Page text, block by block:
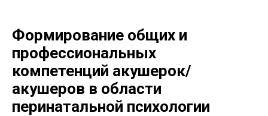
Формирование общих и
профессиональных
компетенций акушерок/
акушеров в области
перинатальной психологии